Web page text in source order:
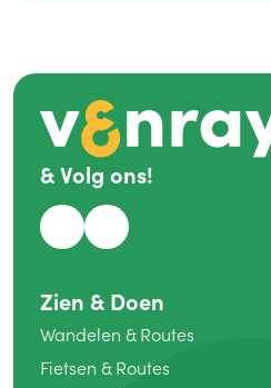
&Volg ons!
Zien & Doen
Wandelen &Routes
Fietsen &Routes